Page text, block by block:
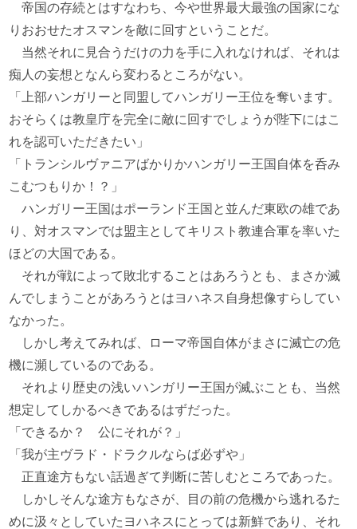
帝国の存続とはすなわち、今や世界最大最強の国家にな
りおおせたオスマンを敵に回すということだ。
当然それに見合うだけの力を手に入れなければ、それは
痴人の妄想となんら変わるところがない。
「上部ハンガリーと同盟してハンガリー王位を奪います。
おそらくは教皇庁を完全に敵に回すでしょうが陛下にはこ
れを認可いただきたい」
「トランシルヴァニアばかりかハンガリー王国自体を呑み
こむつもりか！？」
ハンガリー王国はポーランド王国と並んだ東欧の雄であ
り、対オスマンでは盟主としてキリスト教連合軍を率いた
ほどの大国である。
それが戦によって敗北することはあろうとも、まさか滅
んでしまうことがあろうとはヨハネス自身想像すらしてい
なかった。
しかし考えてみれば、ローマ帝国自体がまさに滅亡の危
機に瀕しているのである。
それより歴史の浅いハンガリー王国が滅ぶことも、当然
想定してしかるべきであるはずだった。
「できるか？ 公にそれが？」
「我が主ヴラド・ドラクルならば必ずや」
正直途方もない話過ぎて判断に苦しむところであった。
しかしそんな途方もなさが、目の前の危機から逃れるた
めに汲々としていたヨハネスにとっては新鮮であり、それ